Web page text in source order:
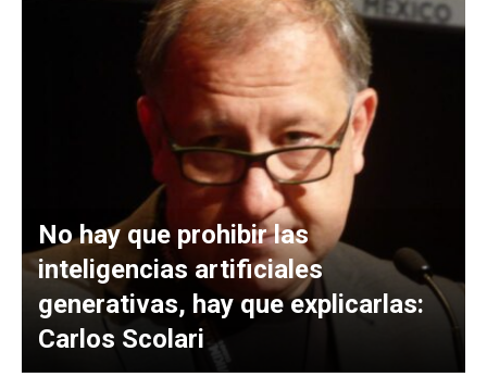
No hay que prohibir las
inteligencias artificiales
generativas, hay que explicarlas:
Carlos Scolari